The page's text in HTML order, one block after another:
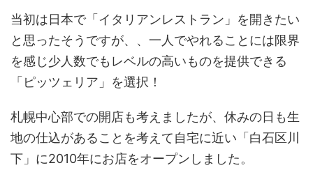
当初は日本で「イタリアンレストラン」を開きたい
と思ったそうですが、、一人でやれることには限界
を感じ少人数でもレベルの高いものを提供できる
「ピッツェリア」を選択！
札幌中心部での開店も考えましたが、休みの日も生
地の仕込があることを考えて自宅に近い「白石区川
下」に2010年にお店をオープンしました。